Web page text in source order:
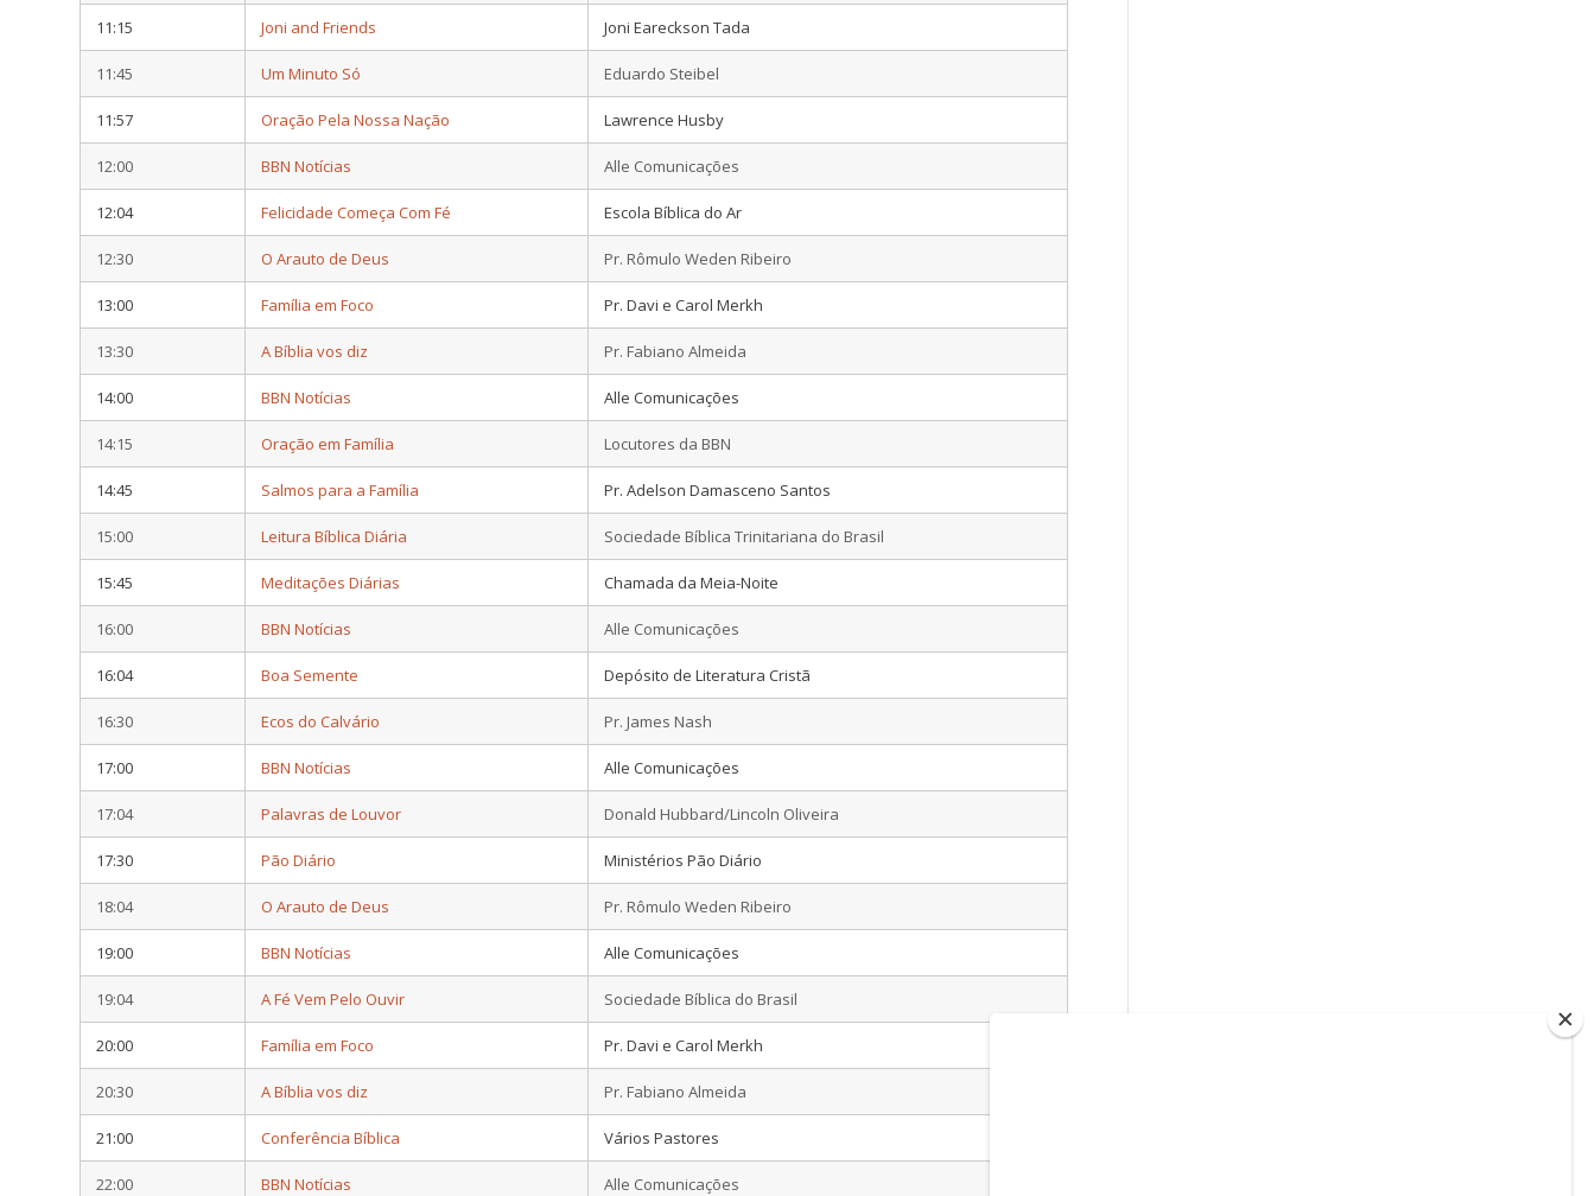
11:15 Joni and Friends Joni Eareckson Tada
11:45 Um Minuto Só Eduardo Steibel
11:57 Oração Pela Nossa Nação Lawrence Husby
12:00 BBN Notícias Alle Comunicações
12:04 Felicidade Começa Com Fé Escola Bíblica do Ar
12:30 O Arauto de Deus Pr. Rômulo Weden Ribeiro
13:00 Família em Foco Pr. Davi e Carol Merkh
13:30 A Bíblia vos diz Pr. Fabiano Almeida
14:00 BBN Notícias Alle Comunicações
14:15 Oração em Família Locutores da BBN
14:45 Salmos para a Família Pr. Adelson Damasceno Santos
15:00 Leitura Bíblica Diária Sociedade Bíblica Trinitariana do Brasil
15:45 Meditações Diárias Chamada da Meia-Noite
16:00 BBN Notícias Alle Comunicações
16:04 Boa Semente Depósito de Literatura Cristã
16:30 Ecos do Calvário Pr. James Nash
17:00 BBN Notícias Alle Comunicações
17:04 Palavras de Louvor Donald Hubbard/Lincoln Oliveira
17:30 Pão Diário Ministérios Pão Diário
18:04 O Arauto de Deus Pr. Rômulo Weden Ribeiro
19:00 BBN Notícias Alle Comunicações
19:04 A Fé Vem Pelo Ouvir Sociedade Bíblica do Brasil
20:00 Família em Foco Pr. Davi e Carol Merkh
20:30 A Bíblia vos diz Pr. Fabiano Almeida
21:00 Conferência Bíblica Vários Pastores
22:00 BBN Notícias Alle Comunicações